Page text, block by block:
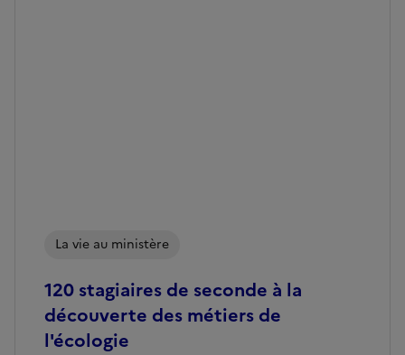
120 stagiaires de seconde à la
découverte des métiers de
l'écologie
La vie au ministère